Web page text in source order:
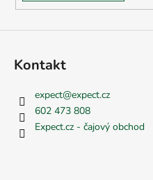
Kontakt
expect@expect.cz
602 473 808
Expect.cz - čajový obchod